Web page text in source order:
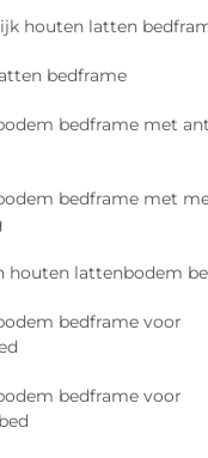
houten latten
bedframe
bedframe met
bedframe met
houten lattenbodem
bedframe voor
bedframe voor